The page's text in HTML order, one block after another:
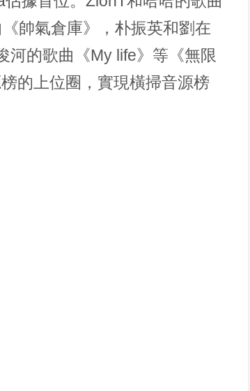
帥氣倉庫》，朴振英和劉在
河的歌曲《My life》等《無限
的上位圈，實現橫掃音源榜